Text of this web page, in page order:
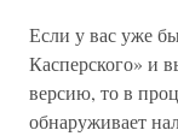
Если у вас уже
Касперского» и
версию, то в
обнаруживает